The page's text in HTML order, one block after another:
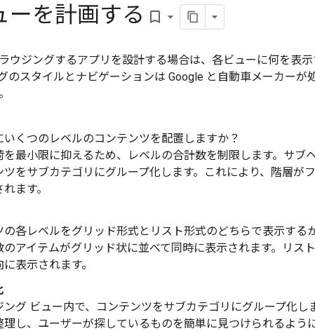
ーを計画する bookmark_border
ウジングするアプリを設計する場合は、各ビューに何を表
のスタイルとナビゲーションは Google と自動車メーカーが
いくつのレベルのコンテンツを配置しますか？
を最小限に抑えるため、レベルの合計数を制限します。サブ
ツをサブカテゴリにグループ化します。これにより、階層が
ます。
の各レベルをグリッド形式とリスト形式のどちらで表示する
のアイテムがグリッド状に並べて同時に表示されます。リス
表示されます。
ング ビュー内で、コンテンツをサブカテゴリにグループ化し
し、ユーザーが探しているものを簡単に見つけられるように